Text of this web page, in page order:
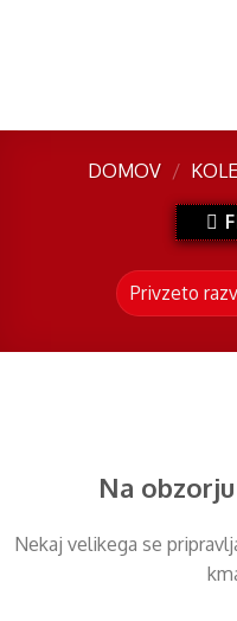
DOMOV /
Na
Nekaj ​​velikega se